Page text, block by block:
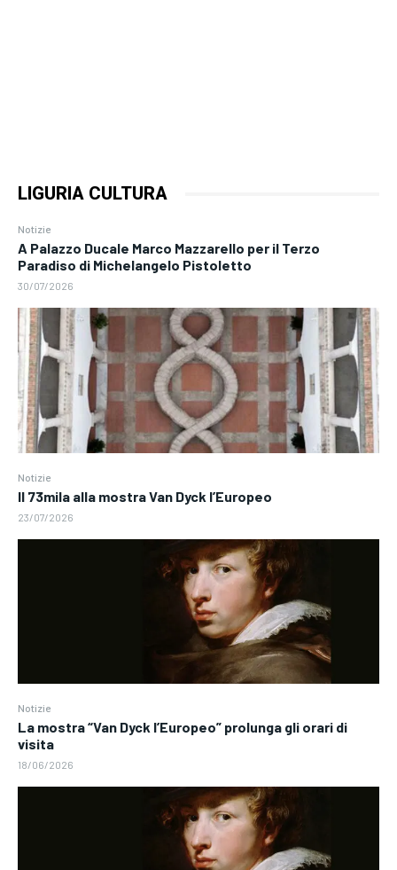
LIGURIA CULTURA
Notizie
A Palazzo Ducale Marco Mazzarello per il Terzo
Paradiso di Michelangelo Pistoletto
30/07/2026
Notizie
Il 73mila alla mostra Van Dyck l’Europeo
23/07/2026
Notizie
La mostra “Van Dyck l’Europeo” prolunga gli orari di
visita
18/06/2026